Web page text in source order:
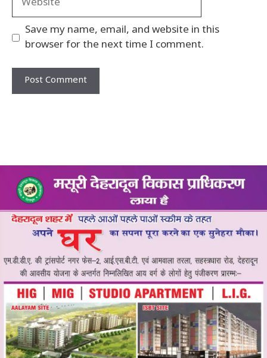
Save my name, email, and website in this
browser for the next time I comment.